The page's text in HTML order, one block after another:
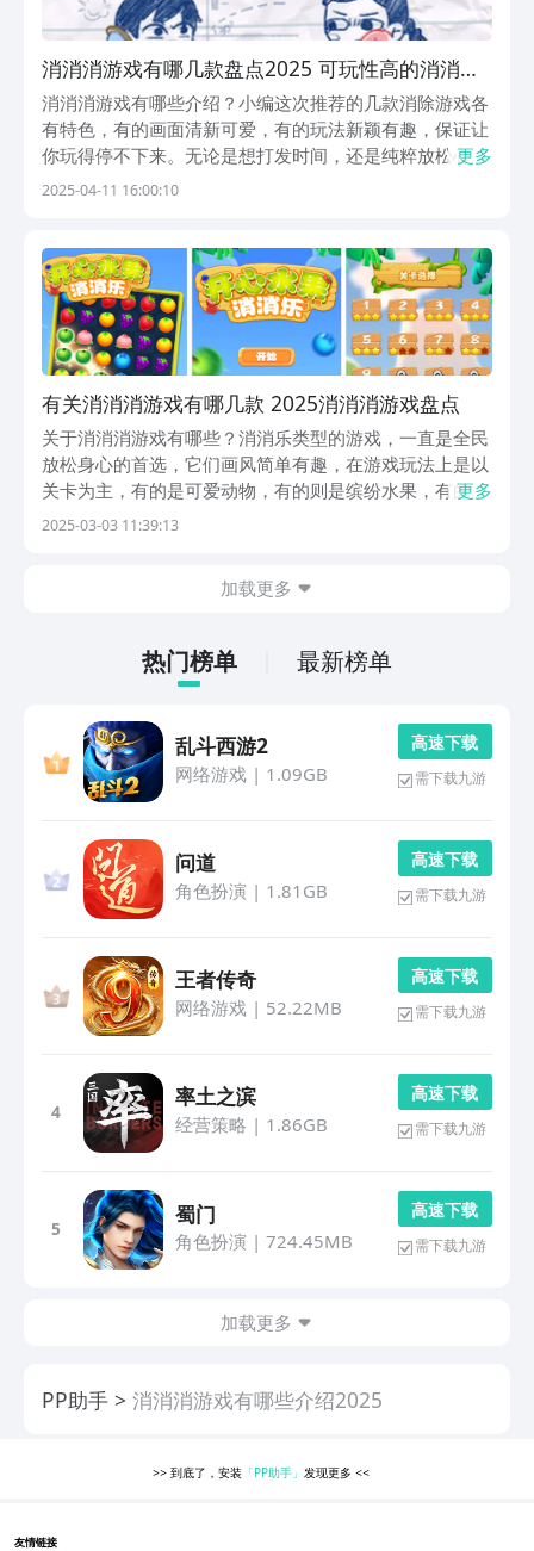
消消消游戏有哪几款盘点2025 可玩性高的消消消
游戏汇总
消消消游戏有哪些介绍？小编这次推荐的几款消除游戏各
有特色，有的画面清新可爱，有的玩法新颖有趣，保证让
你玩得停不下来。无论是想打发时间，还是纯粹放松心
情，这些游戏都能满足你的需求。快来试试看，找到最适
戏...
更多
2025-04-11 16:00:10
有关消消消游戏有哪几款 2025消消消游戏盘点
关于消消消游戏有哪些？消消乐类型的游戏，一直是全民
放松身心的首选，它们画风简单有趣，在游戏玩法上是以
关卡为主，有的是可爱动物，有的则是缤纷水果，有的又
是益智的英语消消乐，每一次的爆炸消除特效都有亮点，
更多
2025-03-03 11:39:13
加载更多
热门榜单 最新榜单
乱斗西游2
网络游戏| 1.09GB
高 速 下 载
需下载九游
问道
角色扮演 | 1.81GB
高 速 下 载
需下载九游
王者传奇
网络游戏| 52.22MB
高 速 下 载
需下载九游
4
率土之滨
经营策略 | 1.86GB
高 速 下 载
需下载九游
5
蜀门
角色扮演 | 724.45MB
高 速 下 载
需下载九游
加载更多
PP助手 消消消游戏有哪些介绍2025
>> 到底了，安装 「PP助手」发现更多<<
友情链接